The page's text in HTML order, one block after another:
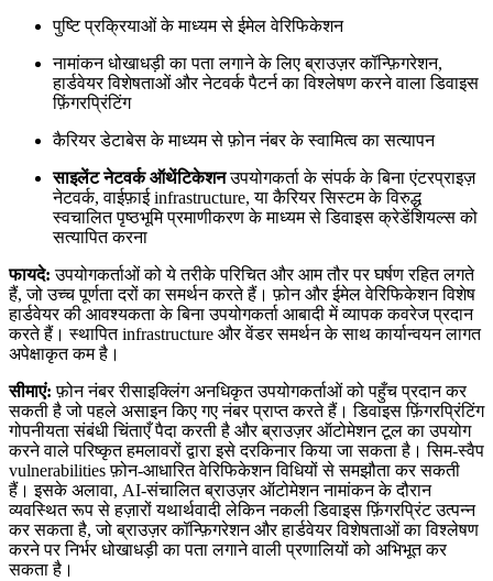
पुष्टि प्रक्रियाओं के माध्यम से ईमेल वेरिफिकेशन
नामांकन धोखाधड़ी का पता लगाने के लिए ब्राउज़र कॉन्फ़िगरेशन,
हार्डवेयर विशेषताओं और नेटवर्क पैटर्न का विश्लेषण करने वाला डिवाइस
फ़िंगरप्रिंटिंग
कैरियर डेटाबेस के माध्यम से फ़ोन नंबर के स्वामित्व का सत्यापन
साइलेंट नेटवर्क ऑथेंटिकेशनउपयोगकर्ता के संपर्क के बिना एंटरप्राइज़
नेटवर्क, वाईफ़ाई infrastructure, या कैरियर सिस्टम के विरुद्ध
स्वचालित पृष्ठभूमि प्रमाणीकरण के माध्यम से डिवाइस क्रेडेंशियल्स को
सत्यापित करना
फायदे: उपयोगकर्ताओं को ये तरीके परिचित और आम तौर पर घर्षण रहित लगते
हैं, जो उच्च पूर्णता दरों का समर्थन करते हैं। फ़ोन और ईमेल वेरिफिकेशन विशेष
हार्डवेयर की आवश्यकता के बिना उपयोगकर्ता आबादी में व्यापक कवरेज प्रदान
करते हैं। स्थापित infrastructure और वेंडर समर्थन के साथ कार्यान्वयन लागत
अपेक्षाकृत कम है।
सीमाएं: फ़ोन नंबर रीसाइक्लिंग अनधिकृत उपयोगकर्ताओं को पहुँच प्रदान कर
सकती है जो पहले असाइन किए गए नंबर प्राप्त करते हैं। डिवाइस फ़िंगरप्रिंटिंग
गोपनीयता संबंधी चिंताएँ पैदा करती है और ब्राउज़र ऑटोमेशन टूल का उपयोग
करने वाले परिष्कृत हमलावरों द्वारा इसे दरकिनार किया जा सकता है। सिम-स्वैप
vulnerabilities फ़ोन-आधारित वेरिफिकेशन विधियों से समझौता कर सकती
हैं। इसके अलावा, AI-संचालित ब्राउज़र ऑटोमेशन नामांकन के दौरान
व्यवस्थित रूप से हज़ारों यथार्थवादी लेकिन नकली डिवाइस फ़िंगरप्रिंट उत्पन्न
कर सकता है, जो ब्राउज़र कॉन्फ़िगरेशन और हार्डवेयर विशेषताओं का विश्लेषण
करने पर निर्भर धोखाधड़ी का पता लगाने वाली प्रणालियों को अभिभूत कर
सकता है।